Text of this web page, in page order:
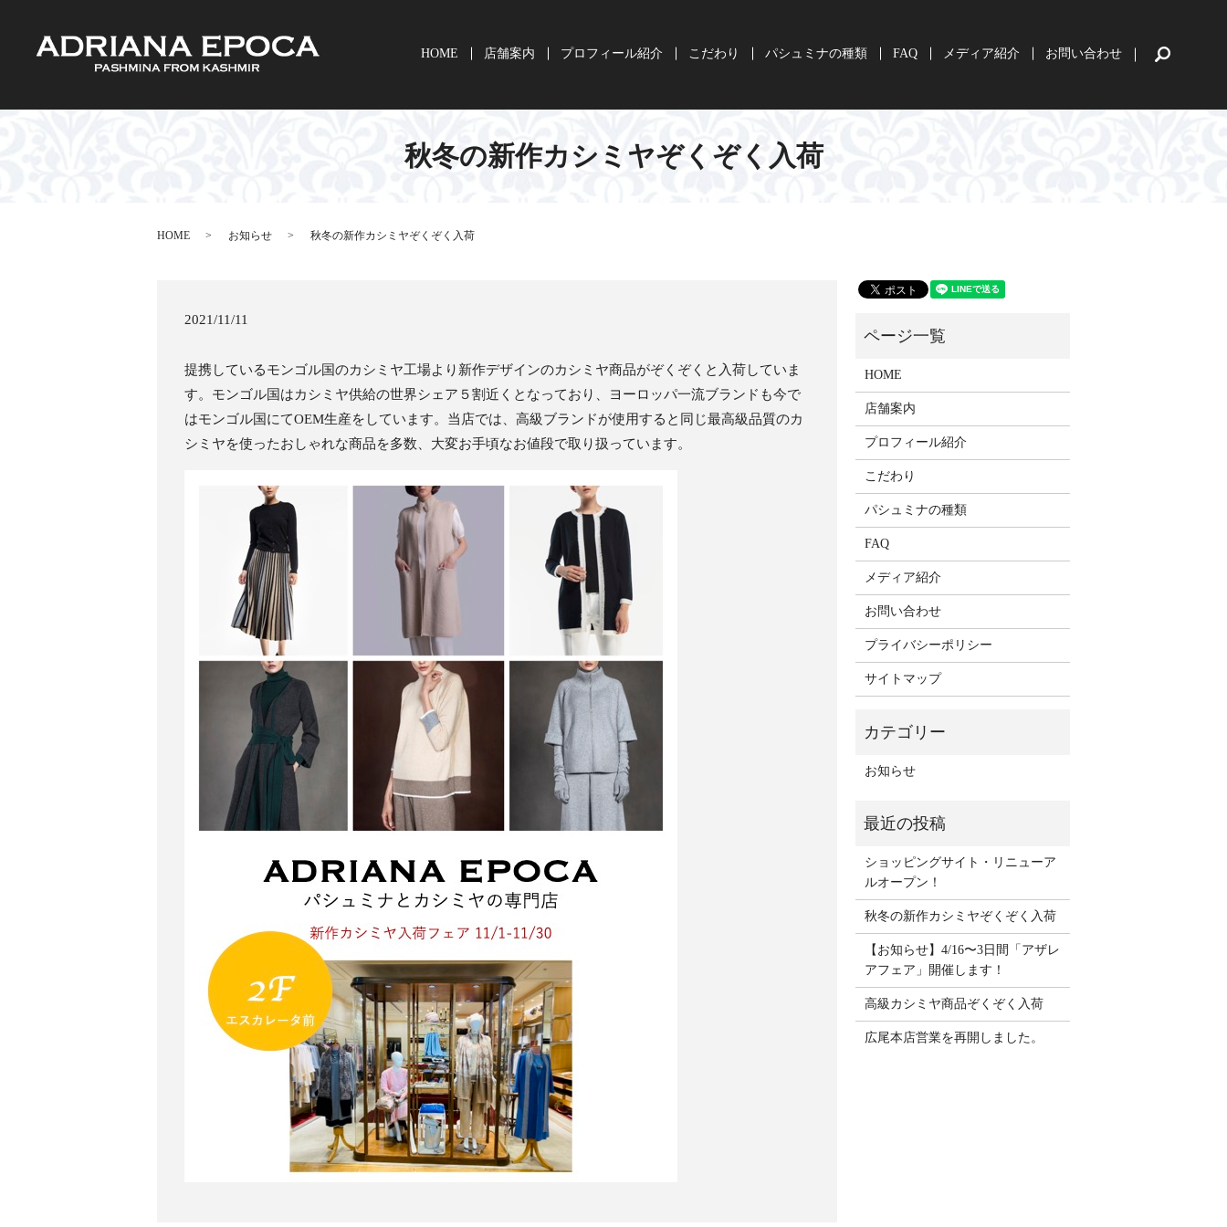
HOME 店舗案内 プロフィール紹介 こだわり パシュミナの種類 FAQ メディア紹介 お問い合わせ
秋冬の新作カシミヤぞくぞく入荷
HOME お知らせ 秋冬の新作カシミヤぞくぞく入荷
2021/11/11
提携しているモンゴル国のカシミヤ工場より新作デザインのカシミヤ商品がぞくぞくと入荷していま
す。モンゴル国はカシミヤ供給の世界シェア５割近くとなっており、ヨーロッパ一流ブランドも今で
はモンゴル国にてOEM生産をしています。当店では、高級ブランドが使用すると同じ最高級品質のカ
シミヤを使ったおしゃれな商品を多数、大変お手頃なお値段で取り扱っています。
HOME
店舗案内
プロフィール紹介
こだわり
パシュミナの種類
FAQ
メディア紹介
お問い合わせ
プライバシーポリシー
サイトマップ
お知らせ
ショッピングサイト・リニューア
ルオープン！
秋冬の新作カシミヤぞくぞく入荷
【お知らせ】4/16〜3日間「アザレ
アフェア」開催します！
高級カシミヤ商品ぞくぞく入荷
広尾本店営業を再開しました。